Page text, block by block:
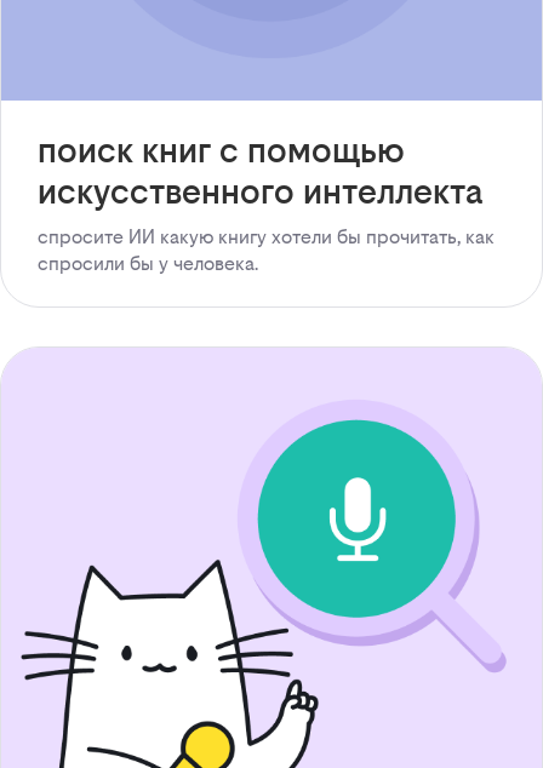
поиск книг с помощью
искусственного интеллекта
спросите ИИ какую книгу хотели бы прочитать, как
спросили бы у человека.